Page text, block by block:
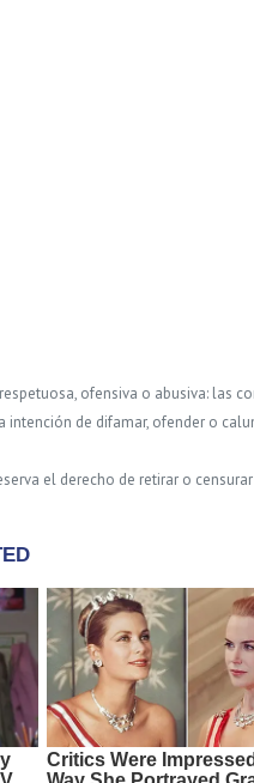
ofensiva o abusiva: las
de difamar, ofender o
el derecho de retirar o